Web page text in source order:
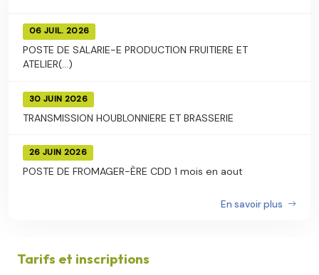
06 JUIL. 2026
POSTE DE SALARIE-E PRODUCTION FRUITIERE ET
ATELIER(...)
30 JUIN 2026
TRANSMISSION HOUBLONNIERE ET BRASSERIE
26 JUIN 2026
POSTE DE FROMAGER-ÈRE CDD 1 mois en aout
En savoir plus
Tarifs et inscriptions